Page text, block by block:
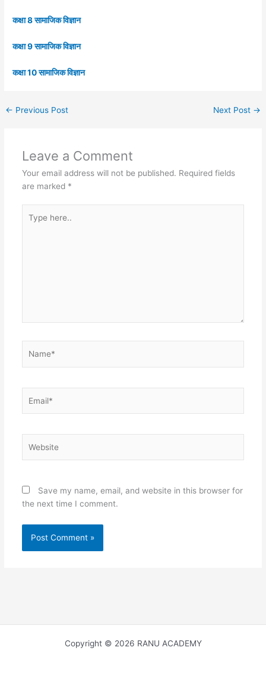
कक्षा 8 सामाजिक विज्ञान
कक्षा 9 सामाजिक विज्ञान
कक्षा 10 सामाजिक विज्ञान
← Previous Post Next Post →
Leave a Comment
Your email address will not be published. Required fields
are marked *
here..
Save my name, email, and website in this browser for
the next time I comment.
Copyright © 2026 RANU ACADEMY